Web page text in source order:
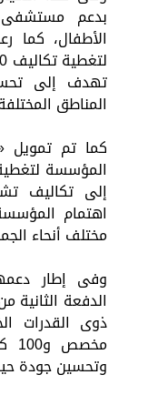
بدعم
الأطفال، كما
تهدف إلى
المناطق
كما تم تمويل
إلى تكاليف
اهتمام
مختلف أنحاء
وفى إطار
الدفعة
وتحسين جودة